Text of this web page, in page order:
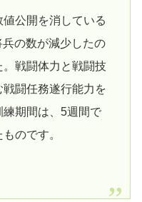
公開を消している
の数が減少したの
戦闘体力と戦闘技
闘任務遂行能力を
期間は、5週間で
のです。